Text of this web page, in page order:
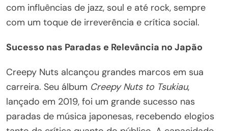
com influências de jazz, soul e até rock, sempre
com um toque de irreverência e crítica social.
Sucesso nas Paradas e Relevância no Japão
Creepy Nuts alcançou grandes marcos em sua
carreira. Seu álbum Creepy Nuts to Tsukiau,
lançado em 2019, foi um grande sucesso nas
paradas de música japonesas, recebendo elogios